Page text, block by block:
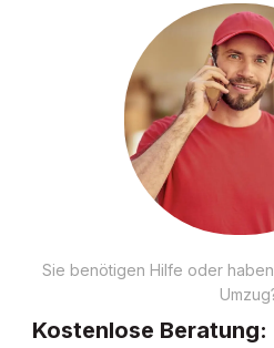
Sie benötigen Hilfe oder
Kostenlose Beratung: